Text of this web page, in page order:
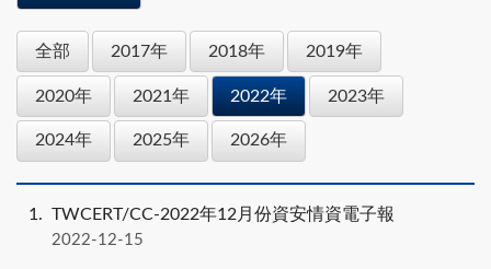
全部 2017年 2018年 2019年
2020年 2021年 2022年 2023年
2024年 2025年 2026年
1 TWCERT/CC-2022年12月份資安情資電子報
2022-12-15